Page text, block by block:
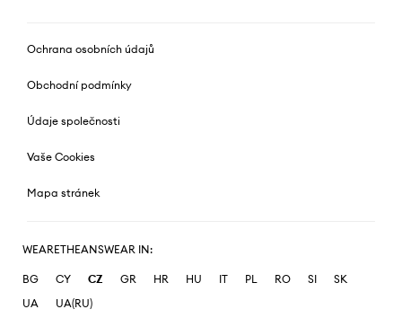
Ochrana osobních údajů
Obchodní podmínky
Údaje společnosti
Vaše Cookies
Mapa stránek
WEARETHEANSWEAR IN:
BG CY CZ GR HR HU IT PL RO SI
SK
UA
UA(RU)